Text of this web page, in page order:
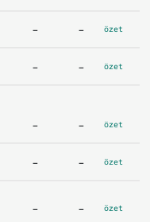
- - özet
- - özet
- - özet
- - özet
- - özet